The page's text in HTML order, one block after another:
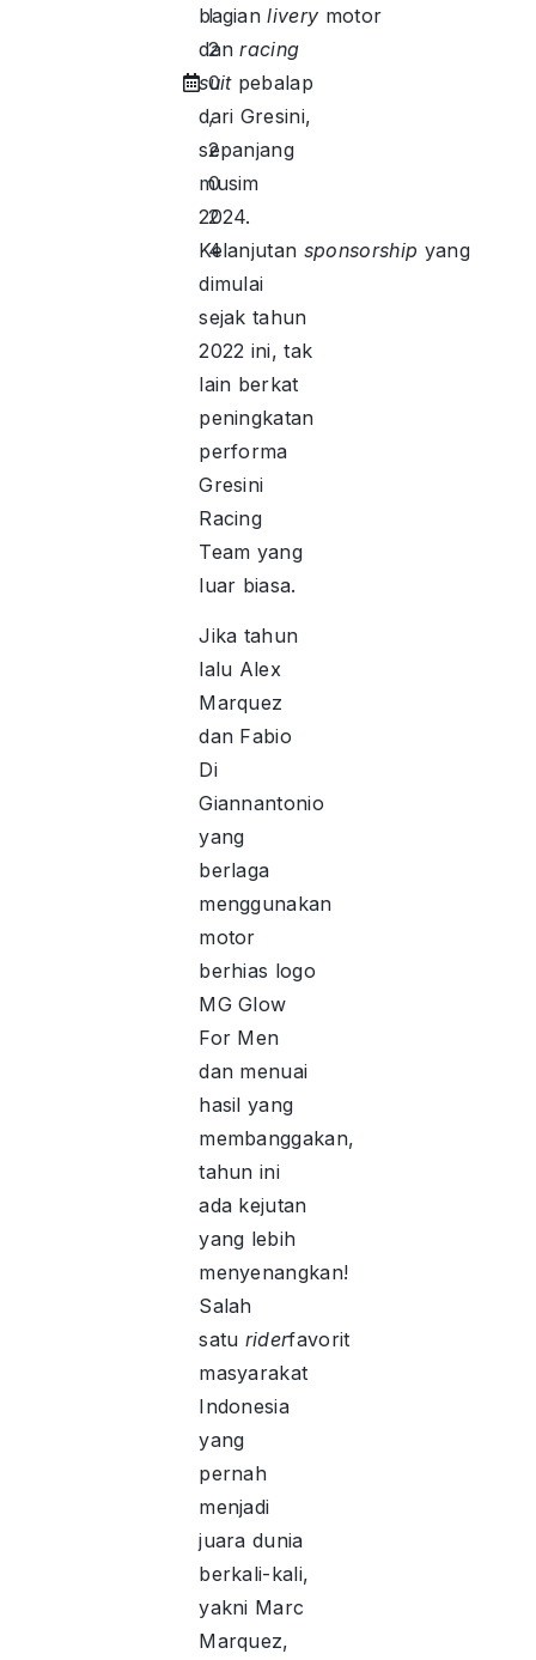
l
2
0
,
2
0
2
4
bagianlivery motor
danracing
suitpebalap
dari Gresini,
sepanjang
musim
2024.
Kelanjutan sponsorship yang
dimulai
sejak tahun
2022 ini, tak
lain berkat
peningkatan
performa
Gresini
Racing
Team yang
luar biasa.
Jika tahun
lalu Alex
Marquez
dan Fabio
Di
Giannantonio
yang
berlaga
menggunakan
motor
berhias logo
MG Glow
For Men
dan menuai
hasil yang
membanggakan,
tahun ini
ada kejutan
yang lebih
menyenangkan!
Salah
satu riderfavorit
masyarakat
Indonesia
yang
pernah
menjadi
juara dunia
berkali-kali,
yakni Marc
Marquez,